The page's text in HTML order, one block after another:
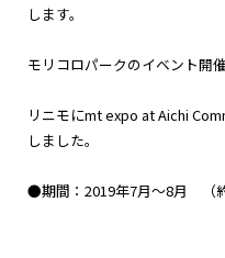
します。
モリコロパークのイベント開催
リニモにmt expo at Aichi
しました。
●期間：2019年7月～8月 （約